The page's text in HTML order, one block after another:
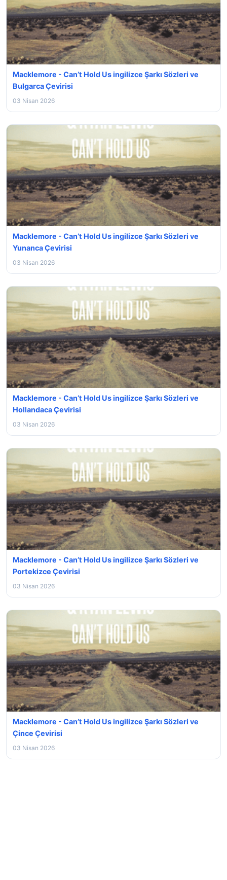
Macklemore - Can’t Hold Us ingilizce Şarkı Sözleri ve
Bulgarca Çevirisi
03 Nisan 2026
Macklemore - Can’t Hold Us ingilizce Şarkı Sözleri ve
Yunanca Çevirisi
03 Nisan 2026
Macklemore - Can’t Hold Us ingilizce Şarkı Sözleri ve
Hollandaca Çevirisi
03 Nisan 2026
Macklemore - Can’t Hold Us ingilizce Şarkı Sözleri ve
Portekizce Çevirisi
03 Nisan 2026
Macklemore - Can’t Hold Us ingilizce Şarkı Sözleri ve
Çince Çevirisi
03 Nisan 2026